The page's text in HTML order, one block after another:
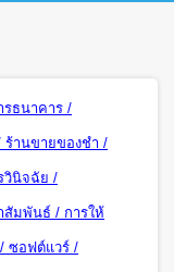
รธนาคาร /
านขายของชำ /
วินิจฉัย /
สัมพันธ์ / การให้
ซอฟต์แวร์ /